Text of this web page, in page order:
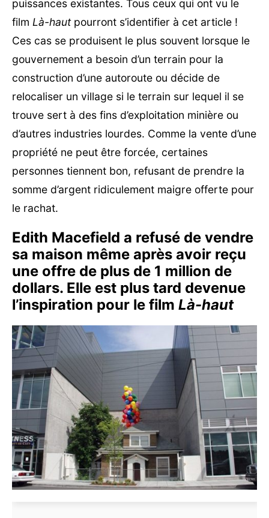
puissances existantes. Tous ceux qui ont vu le
film Là-hautpourront s’identifier à cet article !
Ces cas se produisent le plus souvent lorsque le
gouvernement a besoin d’un terrain pour la
construction d’une autoroute ou décide de
relocaliser un village si le terrain sur lequel il se
trouve sert à des fins d’exploitation minière ou
d’autres industries lourdes. Comme la vente d’une
propriété ne peut être forcée, certaines
personnes tiennent bon, refusant de prendre la
somme d’argent ridiculement maigre offerte pour
le rachat.
Edith Macefield a refusé de vendre
sa maison même après avoir reçu
une offre de plus de 1 million de
dollars. Elle est plus tard devenue
l’inspiration pour le film Là-haut